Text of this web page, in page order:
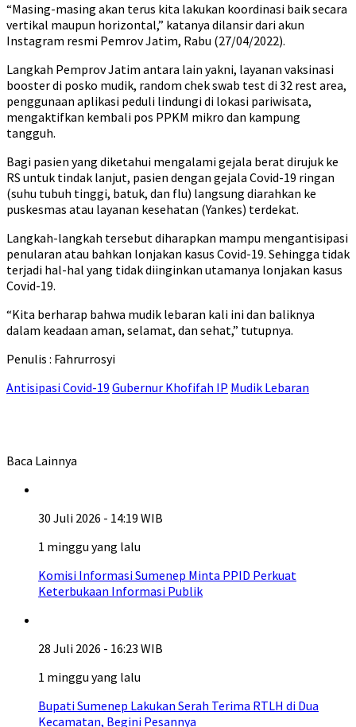
“Masing-masing akan terus kita lakukan koordinasi baik secara
vertikal maupun horizontal,” katanya dilansir dari akun
Instagram resmi Pemrov Jatim, Rabu (27/04/2022).
Langkah Pemprov Jatim antara lain yakni, layanan vaksinasi
booster di posko mudik, random chek swab test di 32 rest area,
penggunaan aplikasi peduli lindungi di lokasi pariwisata,
mengaktifkan kembali pos PPKM mikro dan kampung
tangguh.
Bagi pasien yang diketahui mengalami gejala berat dirujuk ke
RS untuk tindak lanjut, pasien dengan gejala Covid-19 ringan
(suhu tubuh tinggi, batuk, dan flu) langsung diarahkan ke
puskesmas atau layanan kesehatan (Yankes) terdekat.
Langkah-langkah tersebut diharapkan mampu mengantisipasi
penularan atau bahkan lonjakan kasus Covid-19. Sehingga tidak
terjadi hal-hal yang tidak diinginkan utamanya lonjakan kasus
Covid-19.
“Kita berharap bahwa mudik lebaran kali ini dan baliknya
dalam keadaan aman, selamat, dan sehat,” tutupnya.
Penulis : Fahrurrosyi
Antisipasi Covid-19 Gubernur Khofifah IP Mudik Lebaran
Baca Lainnya
30 Juli 2026 - 14:19 WIB
1 minggu yang lalu
Komisi Informasi Sumenep Minta PPID Perkuat
Keterbukaan Informasi Publik
28 Juli 2026 - 16:23 WIB
1 minggu yang lalu
Bupati Sumenep Lakukan Serah Terima RTLH di Dua
Kecamatan, Begini Pesannya